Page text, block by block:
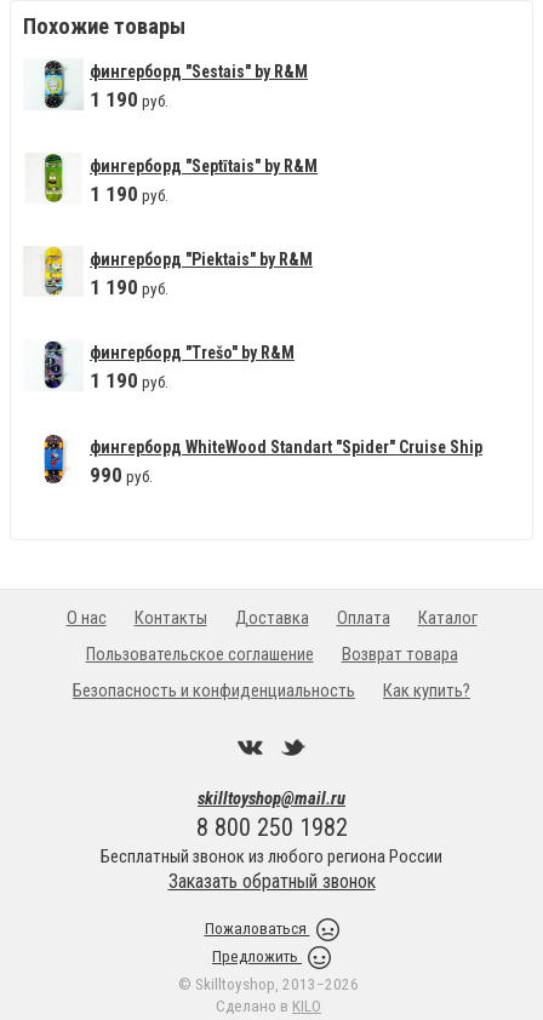
Похожие товары
фингерборд "Sestais" by R&M
1 190 руб.
фингерборд "Septītais" by R&M
1 190 руб.
фингерборд "Piektais" by R&M
1 190 руб.
фингерборд "Trešo" by R&M
1 190 руб.
фингерборд WhiteWood Standart "Spider" Cruise Ship
990 руб.
skilltoyshop@mail.ru
8 800 250 1982
Бесплатный звонок из любого региона России
Заказать обратный звонок
Пожаловаться
Предложить
© Skilltoyshop, 2013−2026
Сделано в KILO
О нас Контакты Доставка Оплата
Каталог
Пользовательское соглашение
Возврат товара
Безопасность и конфиденциальность
Как купить?